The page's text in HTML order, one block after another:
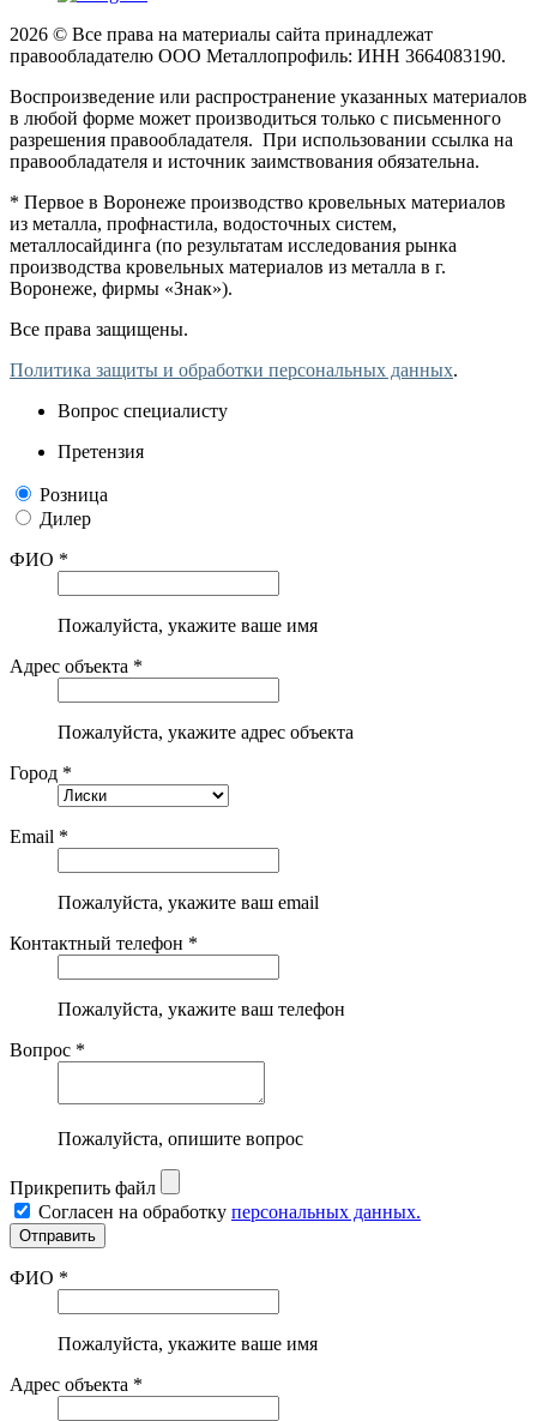
2026 © Все права на материалы сайта принадлежат
правообладателю ООО Металлопрофиль: ИНН 3664083190.
Воспроизведение или распространение указанных материалов
в любой форме может производиться только с письменного
разрешения правообладателя. При использовании ссылка на
правообладателя и источник заимствования обязательна.
* Первое в Воронеже производство кровельных материалов
из металла, профнастила, водосточных систем,
металлосайдинга (по результатам исследования рынка
производства кровельных материалов из металла в г.
Воронеже, фирмы «Знак»).
Все права защищены.
Политика защиты и обработки персональных данных.
Вопрос специалисту
Претензия
Розница
Дилер
ФИО *
Пожалуйста, укажите ваше имя
Адрес объекта *
Пожалуйста, укажите адрес объекта
Город *
Email *
Пожалуйста, укажите ваш email
Контактный телефон *
Пожалуйста, укажите ваш телефон
Вопрос *
Пожалуйста, опишите вопрос
Прикрепить файл
Согласен на обработку персональных данных.
ФИО *
Пожалуйста, укажите ваше имя
Адрес объекта *